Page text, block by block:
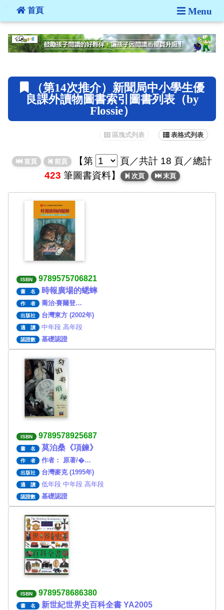
:::
首頁 Menu
（第14次推介）新聞局中小學生優
良課外讀物圖書索引圖書列表（by
Flossie）
表格式列表
區塊式列表
首頁 前頁 【第 頁／共計 18 頁／總計
423 筆圖書資料】 次頁 末頁
ISBN 9789575706821
書 名 時報廣場的蟋蟀
作 者 喬治‧賽爾登…
出版社 台灣東方 (2002年)
適 讀 中年段 高年段
認證數 基礎認證
ISBN 9789578925687
書 名 莫泊桑《項鍊》
作 者 作者： 原著/�…
出版社 台灣麥克 (1995年)
適 讀 低年段 中年段 高年段
認證數 基礎認證
ISBN 9789578686380
書 名 新世紀世界史百科全書 YA2005